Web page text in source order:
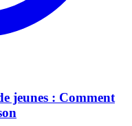
jeunes : Comment